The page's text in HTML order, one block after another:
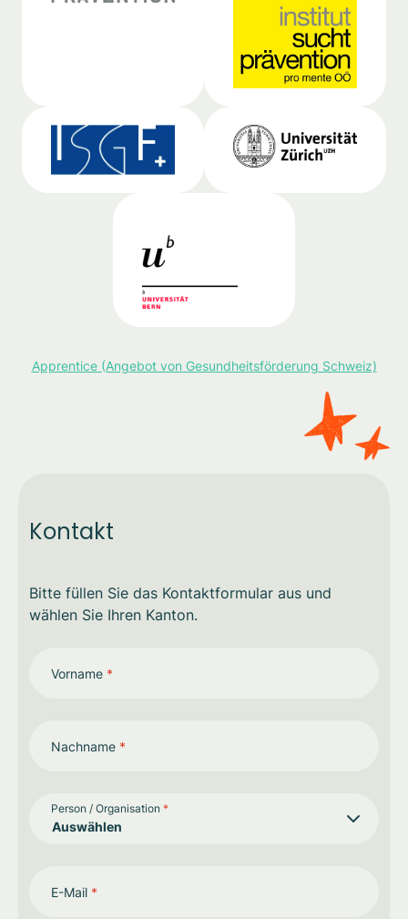
Apprentice (Angebot von Gesundheitsförderung Schweiz)
Kontakt
Bitte füllen Sie das Kontaktformular aus und
wählen Sie Ihren Kanton.
Vorname *
Nachname *
Person / Organisation *
E-Mail *